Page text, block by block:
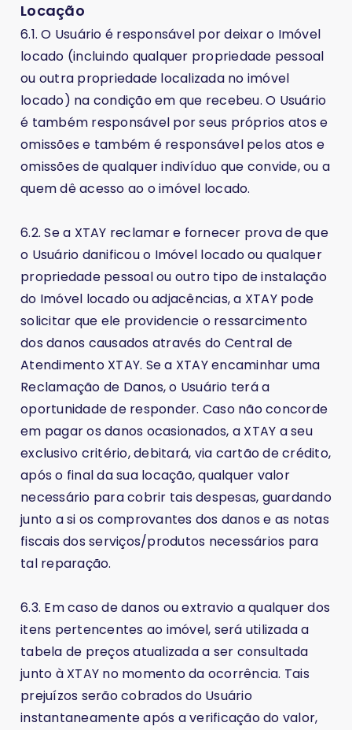
Locação
6.1. O Usuário é responsável por deixar o Imóvel
locado (incluindo qualquer propriedade pessoal
ou outra propriedade localizada no imóvel
locado) na condição em que recebeu. O Usuário
é também responsável por seus próprios atos e
omissões e também é responsável pelos atos e
omissões de qualquer indivíduo que convide, ou a
quem dê acesso ao o imóvel locado.
6.2. Se a XTAY reclamar e fornecer prova de que
o Usuário danificou o Imóvel locado ou qualquer
propriedade pessoal ou outro tipo de instalação
do Imóvel locado ou adjacências, a XTAY pode
solicitar que ele providencie o ressarcimento
dos danos causados através do Central de
Atendimento XTAY. Se a XTAY encaminhar uma
Reclamação de Danos, o Usuário terá a
oportunidade de responder. Caso não concorde
em pagar os danos ocasionados, a XTAY a seu
exclusivo critério, debitará, via cartão de crédito,
após o final da sua locação, qualquer valor
necessário para cobrir tais despesas, guardando
junto a si os comprovantes dos danos e as notas
fiscais dos serviços/produtos necessários para
tal reparação.
6.3. Em caso de danos ou extravio a qualquer dos
itens pertencentes ao imóvel, será utilizada a
tabela de preços atualizada a ser consultada
junto à XTAY no momento da ocorrência. Tais
prejuízos serão cobrados do Usuário
instantaneamente após a verificação do valor,